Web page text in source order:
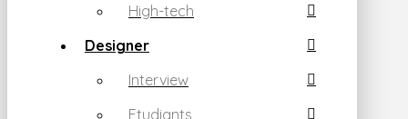
High-tech
Designer
Interview
Etudiants